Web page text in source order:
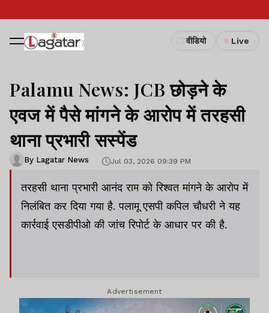
वीडियो Live
Palamu News: JCB छोड़ने के
एवज में पैसे मांगने के आरोप में तरहसी
थाना प्रभारी सस्पेंड
By Lagatar News Jul 03, 2026 09:39 PM
तरहसी थाना प्रभारी आनंद राम को रिश्वत मांगने के आरोप में
निलंबित कर दिया गया है. पलामू एसपी कपिल चौधरी ने यह
कार्रवाई एसडीपीओ की जांच रिपोर्ट के आधार पर की है.
Advertisement